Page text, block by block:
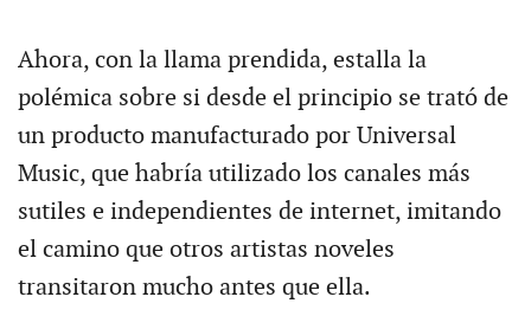
Ahora, con la llama prendida, estalla la
polémica sobre si desde el principio se trató de
un producto manufacturado por Universal
Music, que habría utilizado los canales más
sutiles e independientes de internet, imitando
el camino que otros artistas noveles
transitaron mucho antes que ella.